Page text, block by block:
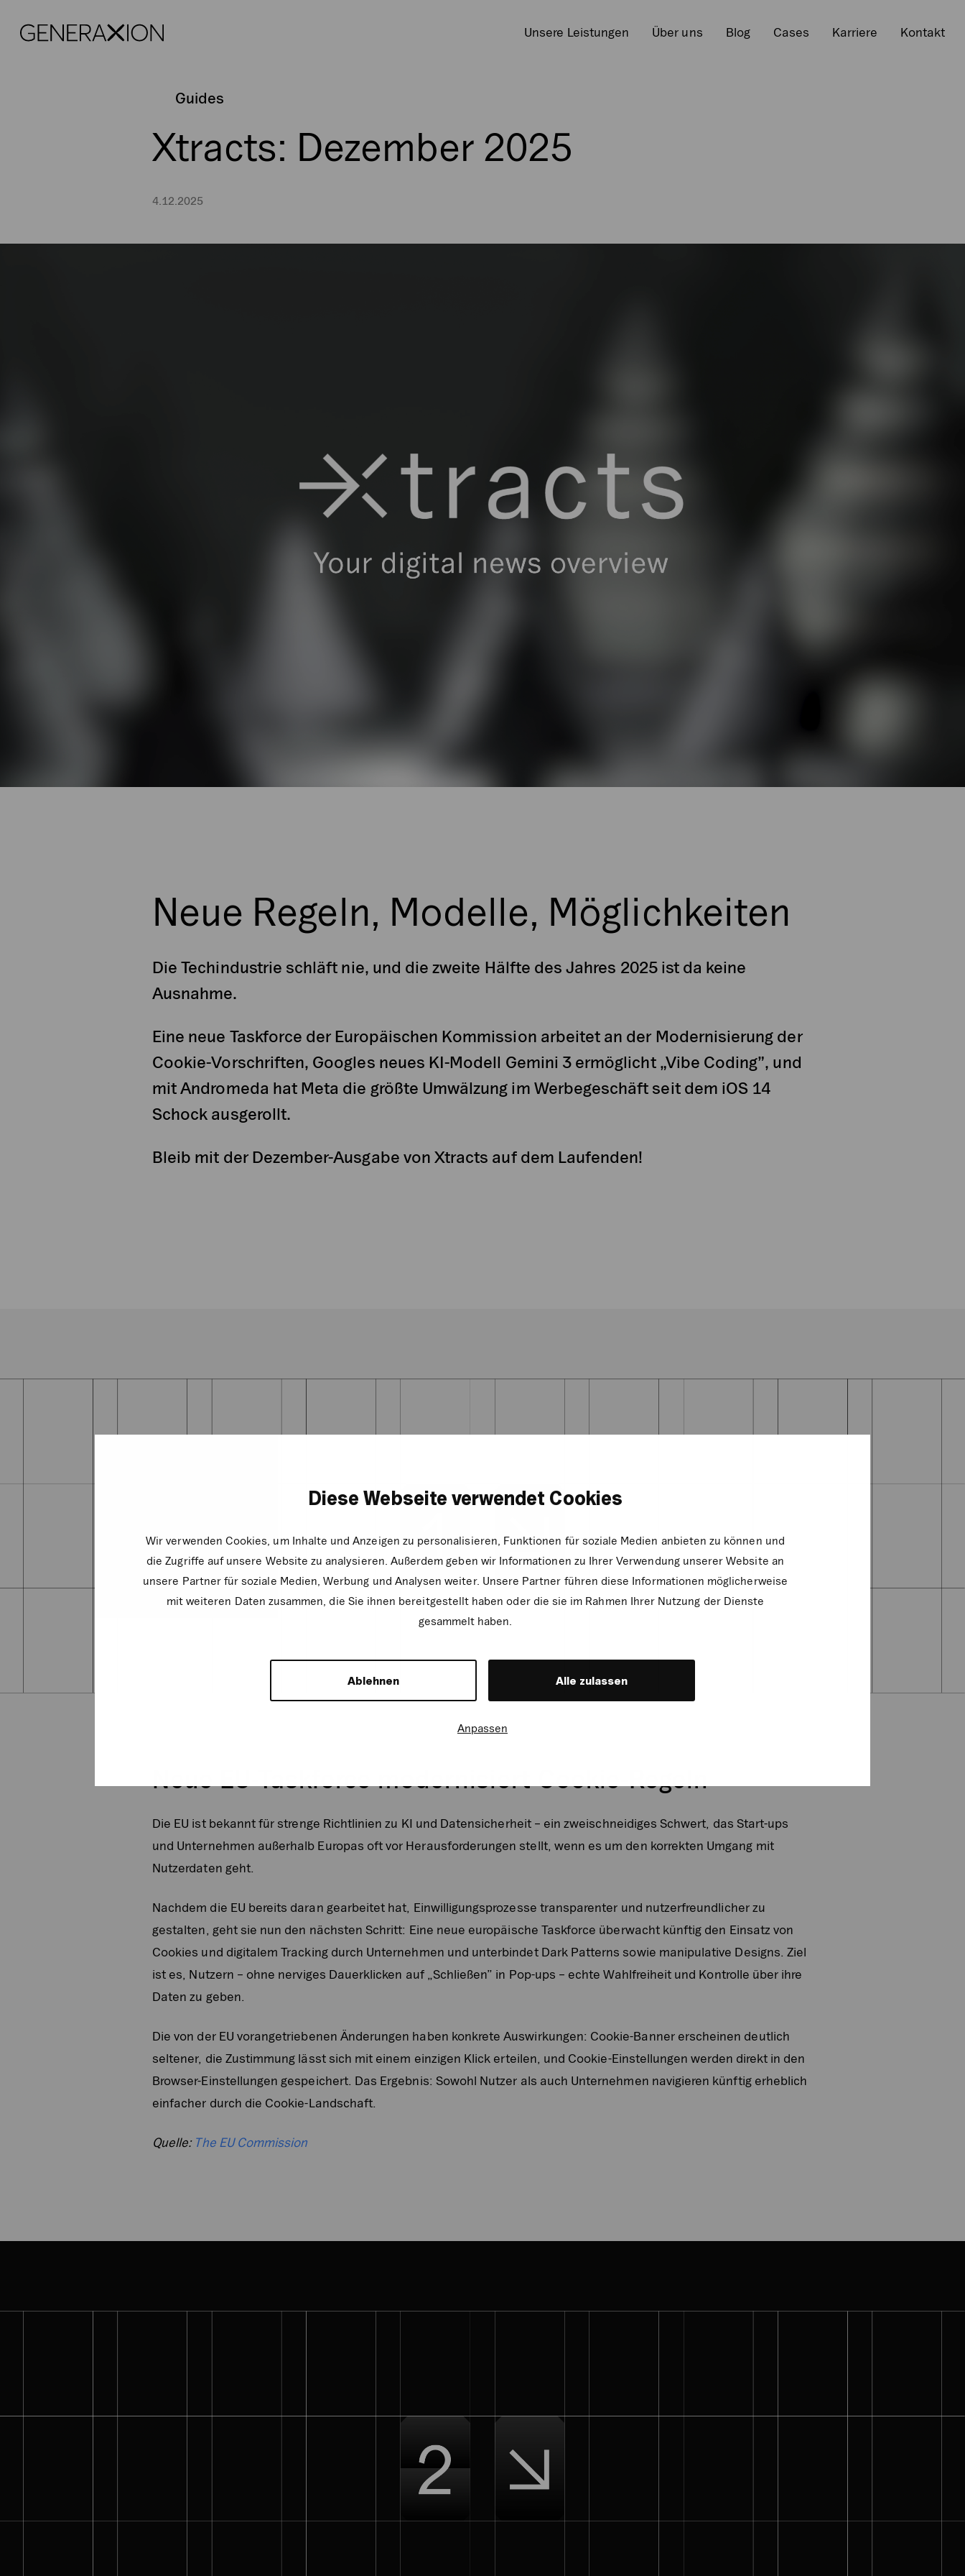
Diese Webseite verwendet Cookies
Wir verwenden Cookies, um Inhalte und Anzeigen zu personalisieren, Funktionen für soziale Medien anbieten zu können und
die Zugriffe auf unsere Website zu analysieren. Außerdem geben wir Informationen zu Ihrer Verwendung unserer Website an
unsere Partner für soziale Medien, Werbung und Analysen weiter. Unsere Partner führen diese Informationen möglicherweise
mit weiteren Daten zusammen, die Sie ihnen bereitgestellt haben oder die sie im Rahmen Ihrer Nutzung der Dienste
gesammelt haben.
Ablehnen Alle zulassen
Anpassen
Generaxion
Unsere Leistungen Über uns Blog Cases Karriere Kontakt
Guides
Xtracts: Dezember 2025
4.12.2025
Neue Regeln, Modelle, Möglichkeiten
Die Techindustrie schläft nie, und die zweite Hälfte des Jahres 2025 ist da keine
Ausnahme.
Eine neue Taskforce der Europäischen Kommission arbeitet an der Modernisierung der
Cookie-Vorschriften, Googles neues KI-Modell Gemini 3 ermöglicht „Vibe Coding”, und
mit Andromeda hat Meta die größte Umwälzung im Werbegeschäft seit dem iOS 14
Schock ausgerollt.
Bleib mit der Dezember-Ausgabe von Xtracts auf dem Laufenden!
Neue EU-Taskforce modernisiert Cookie-Regeln
Die EU ist bekannt für strenge Richtlinien zu KI und Datensicherheit – ein zweischneidiges Schwert, das Start-ups
und Unternehmen außerhalb Europas oft vor Herausforderungen stellt, wenn es um den korrekten Umgang mit
Nutzerdaten geht.
Nachdem die EU bereits daran gearbeitet hat, Einwilligungsprozesse transparenter und nutzerfreundlicher zu
gestalten, geht sie nun den nächsten Schritt: Eine neue europäische Taskforce überwacht künftig den Einsatz von
Cookies und digitalem Tracking durch Unternehmen und unterbindet Dark Patterns sowie manipulative Designs. Ziel
ist es, Nutzern – ohne nerviges Dauerklicken auf „Schließen” in Pop-ups – echte Wahlfreiheit und Kontrolle über ihre
Daten zu geben.
Die von der EU vorangetriebenen Änderungen haben konkrete Auswirkungen: Cookie-Banner erscheinen deutlich
seltener, die Zustimmung lässt sich mit einem einzigen Klick erteilen, und Cookie-Einstellungen werden direkt in den
Browser-Einstellungen gespeichert. Das Ergebnis: Sowohl Nutzer als auch Unternehmen navigieren künftig erheblich
einfacher durch die Cookie-Landschaft.
Quelle: The EU Commission